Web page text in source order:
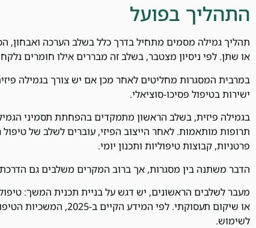
התהליך בפועל
תהליך גמילה מסמים מתחיל בדרך כלל בשלב הערכה ואבחון,
או שתן. לפי ניסיון מצטבר, בשלב זה מבררים אילו חומרים
במרבית המסגרות מחליטים לאחר מכן אם יש צורך בגמילה
ישירות בטיפול פסיכו-סוציאלי.
בגמילה פיזית, בשלב הראשון מתמקדים בהפחתת תסמיני
תרופות מותאמות. לאחר הייצוב הפיזי, עוברים לשלב של
פרטניות, קבוצות טיפוליות ותכנון יומי.
הדבר משתנה בין מסגרות, אך ברוב המקרים משלבים גם הדרכת
מעבר לשלבים הראשונים, יש דגש על בניית תכנית המשך:
או שיקום תעסוקתי. לפי
לשימוש.